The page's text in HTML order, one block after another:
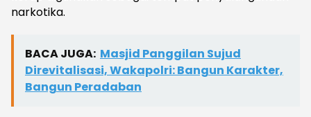
narkotika.
BACA JUGA: Masjid Panggilan Sujud
Direvitalisasi, Wakapolri: Bangun Karakter,
Bangun Peradaban